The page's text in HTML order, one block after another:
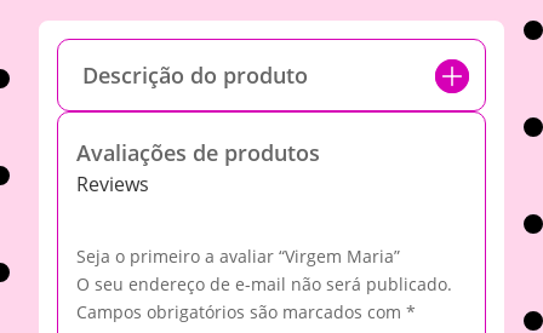
Descrição do produto
Avaliações de produtos
Reviews
Seja o primeiro a avaliar “Virgem Maria”
O seu endereço de e-mail não será publicado.
Campos obrigatórios são marcados com *